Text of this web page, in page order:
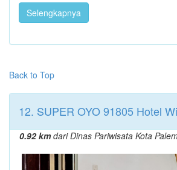
Selengkapnya
Back to Top
12. SUPER OYO 91805 Hotel
0.92 kmdari Dinas Pariwisata Kota